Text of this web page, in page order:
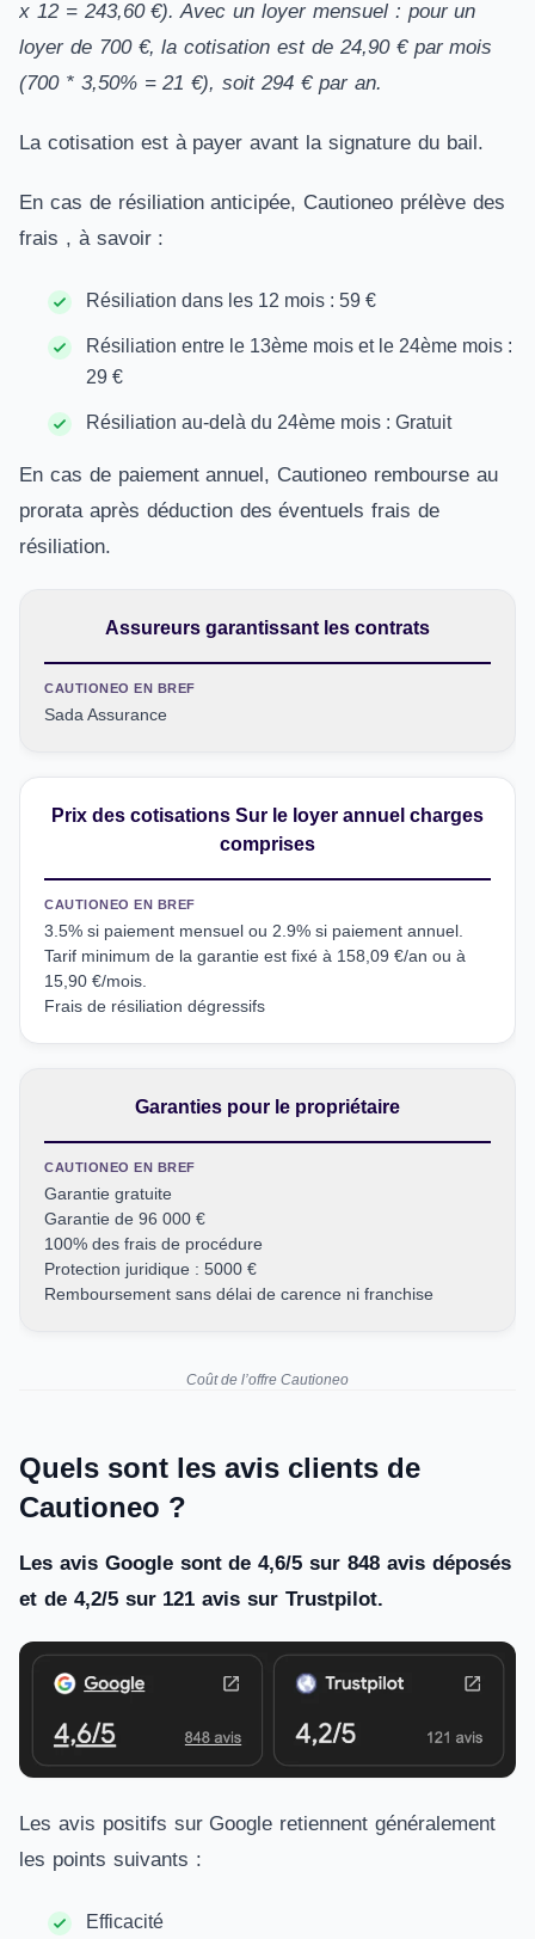
x 12 = 243,60 €). Avec un loyer mensuel : pour un
loyer de 700 €, la cotisation est de 24,90 € par mois
(700 * 3,50% = 21 €), soit 294 € par an.
La cotisation est à payer avant la signature du bail.
En cas de résiliation anticipée, Cautioneo prélève des
frais , à savoir :
Résiliation dans les 12 mois : 59 €
Résiliation entre le 13ème mois et le 24ème mois :
29 €
Résiliation au-delà du 24ème mois : Gratuit
En cas de paiement annuel, Cautioneo rembourse au
prorata après déduction des éventuels frais de
résiliation.
Assureurs garantissant les contrats
CAUTIONEO EN BREF
Sada Assurance
Prix des cotisations Sur le loyer annuel charges
comprises
CAUTIONEO EN BREF
3.5% si paiement mensuel ou 2.9% si paiement annuel.
Tarif minimum de la garantie est fixé à 158,09 €/an ou à
15,90 €/mois.
Frais de résiliation dégressifs
Garanties pour le propriétaire
CAUTIONEO EN BREF
Garantie gratuite
Garantie de 96 000 €
100% des frais de procédure
Protection juridique : 5000 €
Remboursement sans délai de carence ni franchise
Coût de l’offre Cautioneo
Quels sont les avis clients de
Cautioneo ?
Les avis Google sont de 4,6/5 sur 848 avis déposés
et de 4,2/5 sur 121 avis sur Trustpilot.
Les avis positifs sur Google retiennent généralement
les points suivants :
Efficacité